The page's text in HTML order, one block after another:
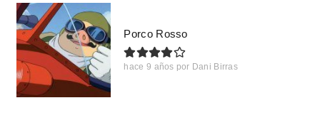
Porco Rosso
hace 9 años por Dani Birras